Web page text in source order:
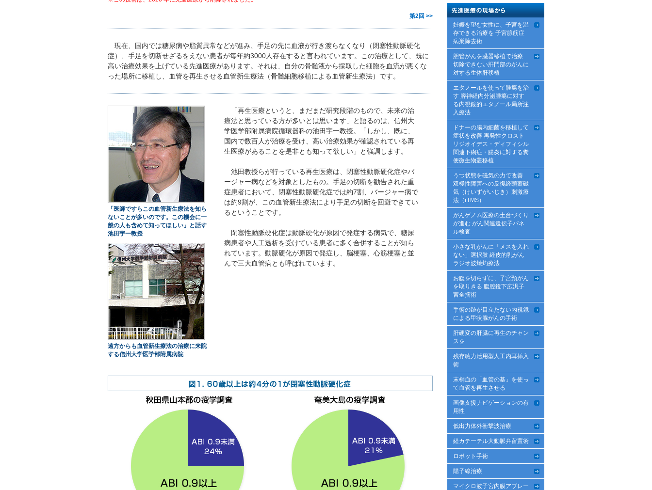
第2回 >>
現在、国内では糖尿病や脂質異常などが進み、手足の先に血液が行き渡らなくなり（閉塞性動脈硬化
症）、手足を切断せざるをえない患者が毎年約3000人存在すると言われています。この治療として、既に
高い治療効果を上げている先進医療があります。それは、自分の骨髄液から採取した細胞を血流が悪くな
った場所に移植し、血管を再生させる血管新生療法（骨髄細胞移植による血管新生療法）です。
「医師ですらこの血管新生療法を知ら
ないことが多いのです。この機会に一
般の人も含めて知ってほしい」と話す
池田宇一教授
遠方からも血管新生療法の治療に来院
する信州大学医学部附属病院
「再生医療というと、まだまだ研究段階のもので、未来の治
療法と思っている方が多いとは思います」と語るのは、信州大
学医学部附属病院循環器科の池田宇一教授。「しかし、既に、
国内で数百人が治療を受け、高い治療効果が確認されている再
生医療があることを是非とも知って欲しい」と強調します。
池田教授らが行っている再生医療は、閉塞性動脈硬化症やバ
ージャー病などを対象としたもの。手足の切断を勧告された重
症患者において、閉塞性動脈硬化症では約7割、バージャー病で
は約9割が、この血管新生療法により手足の切断を回避できてい
るということです。
閉塞性動脈硬化症は動脈硬化が原因で発症する病気で、糖尿
病患者や人工透析を受けている患者に多く合併することが知ら
れています。動脈硬化が原因で発症し、脳梗塞、心筋梗塞と並
んで三大血管病とも呼ばれています。
妊娠を望む女性に、子宮を温
存できる治療を 子宮腺筋症
病巣除去術
胆管がんを臓器移植で治療
切除できない肝門部のがんに
対する生体肝移植
エタノールを使って腫瘍を治
す 膵神経内分泌腫瘍に対す
る内視鏡的エタノール局所注
入療法
ドナーの腸内細菌を移植して
症状を改善 再発性クロスト
リジオイデス・ディフィシル
関連下痢症・腸炎に対する糞
便微生物叢移植
うつ状態を磁気の力で改善
双極性障害への反復経頭蓋磁
気（けいずがいじき）刺激療
法（rTMS）
がんゲノム医療の土台づくり
が進む がん関連遺伝子パネ
ル検査
小さな乳がんに「メスを入れ
ない」選択肢 経皮的乳がん
ラジオ波焼灼療法
お腹を切らずに、子宮頸がん
を取りきる 腹腔鏡下広汎子
宮全摘術
手術の跡が目立たない内視鏡
による甲状腺がんの手術
肝硬変の肝臓に再生のチャン
スを
残存聴力活用型人工内耳挿入
術
末梢血の「血管の基」を使っ
て血管を再生させる
画像支援ナビゲーションの有
用性
低出力体外衝撃波治療
経カテーテル大動脈弁留置術
ロボット手術
陽子線治療
マイクロ波子宮内膜アブレー